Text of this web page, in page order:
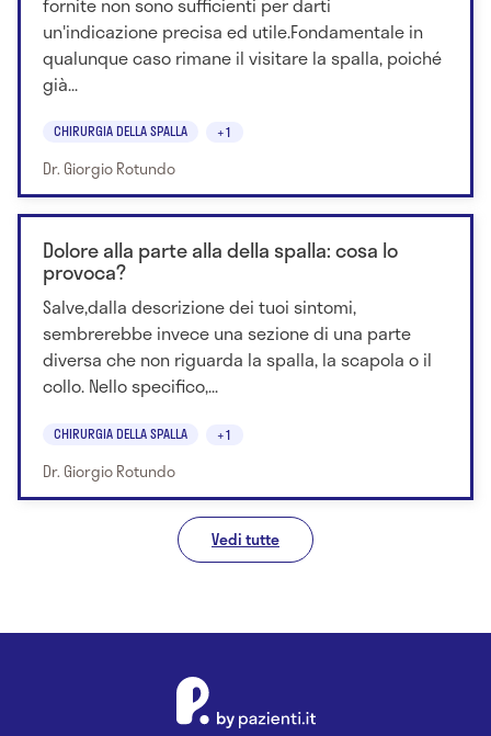
un'indicazione precisa ed utile.Fondamentale in
qualunque caso rimane il visitare la spalla, poiché
già...
CHIRURGIA DELLA SPALLA +1
Dr. Giorgio Rotundo
Dolore alla parte alla della spalla: cosa lo
provoca?
Salve,dalla descrizione dei tuoi sintomi,
sembrerebbe invece una sezione di una parte
diversa che non riguarda la spalla, la scapola o il
collo. Nello specifico,...
CHIRURGIA DELLA SPALLA +1
Dr. Giorgio Rotundo
Vedi tutte